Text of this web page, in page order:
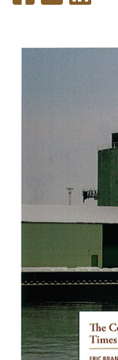
på
på
på